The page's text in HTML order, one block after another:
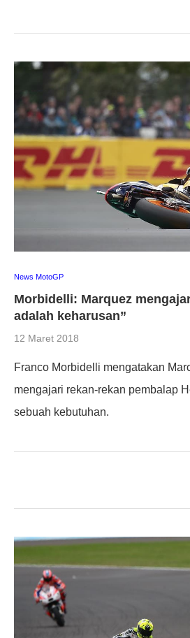
News MotoGP
Morbidelli: Marquez
adalah keharusan”
12 Maret 2018
Franco Morbidelli mengatakan
mengajari rekan-rekan pembalap
sebuah kebutuhan.